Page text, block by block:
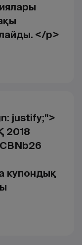
</p>
justify;">
2018
купондық